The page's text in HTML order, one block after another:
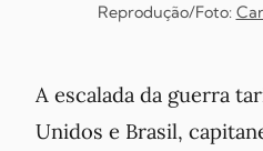
Reprodução/Foto:
A escalada da guerra
Unidos e Brasil,